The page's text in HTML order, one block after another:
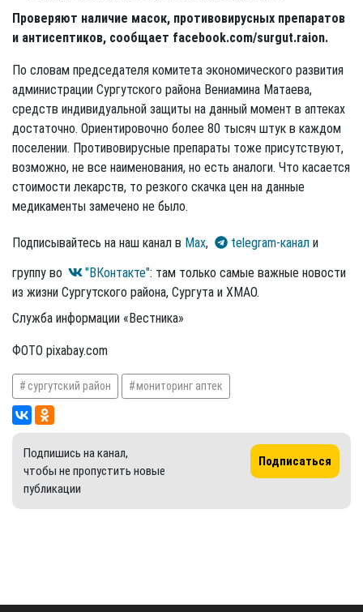
Проверяют наличие масок, противовирусных препаратов
и антисептиков, сообщает facebook.com/surgut.raion.
По словам председателя комитета экономического развития
администрации Сургутского района Вениамина Матаева,
средств индивидуальной защиты на данный момент в аптеках
достаточно. Ориентировочно более 80 тысяч штук в каждом
поселении. Противовирусные препараты тоже присутствуют,
возможно, не все наименования, но есть аналоги. Что касается
стоимости лекарств, то резкого скачка цен на данные
медикаменты замечено не было.
Подписывайтесь на наш канал в Max, telegram-канал и
группу во
"ВКонтакте": там только самые важные новости
из жизни Сургутского района, Сургута и ХМАО.
Служба информации «Вестника»
ФОТО pixabay.com
сургутский район мониторинг аптек
Подпишись на канал,
чтобы не пропустить новые
публикации
Подписаться